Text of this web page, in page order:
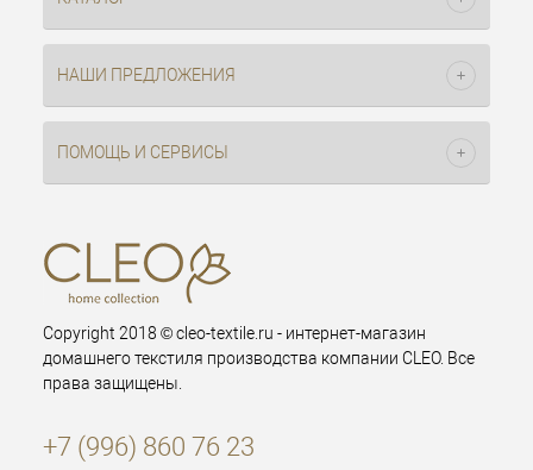
НАШИ ПРЕДЛОЖЕНИЯ
ПОМОЩЬ И СЕРВИСЫ
Copyright 2018 © cleo-textile.ru - интернет-магазин
домашнего текстиля производства компании CLEO. Все
права защищены.
+7 (996) 860 76 23